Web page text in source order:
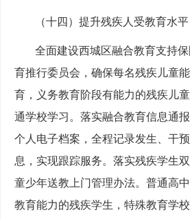
（十四）提升残疾人受教育水平
全面建设西城区融合教育支持
育推行委员会，确保每名残疾儿童
育，义务教育阶段有能力的残疾儿
通学校学习。落实融合教育信息通
个人电子档案，全程记录发生、干
息，实现跟踪服务。落实残疾学生
童少年送教上门管理办法。普通高
教育能力的残疾学生，特殊教育学